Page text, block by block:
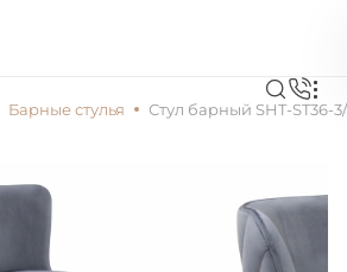
Барные стулья Стул барный SHT-ST36-